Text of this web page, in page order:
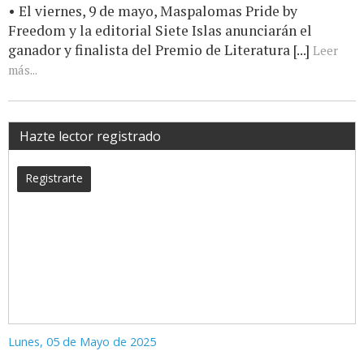
• El viernes, 9 de mayo, Maspalomas Pride by
Freedom y la editorial Siete Islas anunciarán el
ganador y finalista del Premio de Literatura [...] Leer
más...
Hazte lector registrado
Registrarte
Lunes, 05 de Mayo de 2025